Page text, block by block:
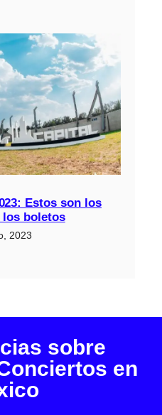
Estos son los
los boletos
2023
sobre
en